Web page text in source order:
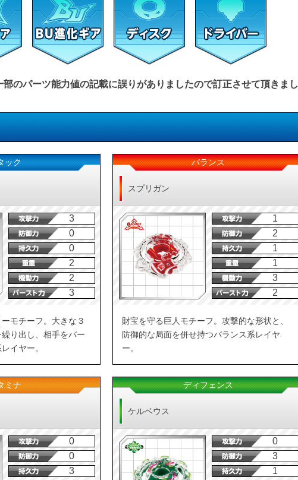
のパーツ能力値の記載に誤りがありましたので訂正させて頂きまし
ック
3
0
0
2
2
3
モチーフ。大きな３
り出し、相手をバー
イヤー。
バランス
スプリガン
1
2
1
1
3
2
財宝を守る巨人モチーフ。攻撃的な形状と、
防御的な局面を併せ持つバランス系レイヤ
ー。
ミナ
0
0
3
ディフェンス
ケルベウス
0
3
1